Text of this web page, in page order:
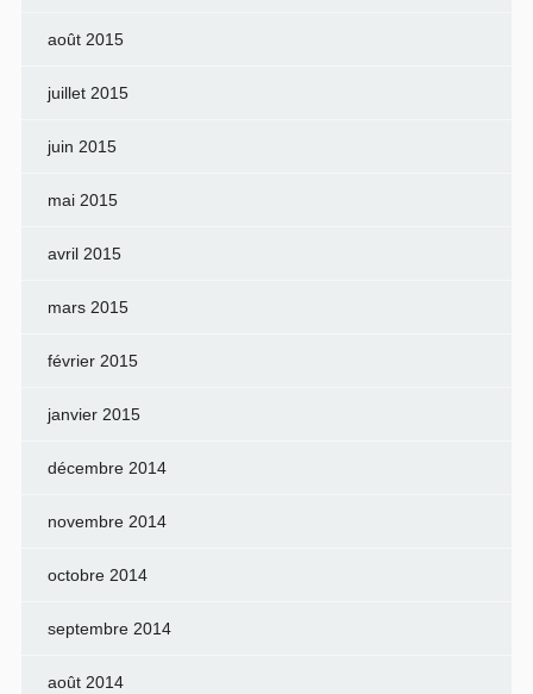
août 2015
juillet 2015
juin 2015
mai 2015
avril 2015
mars 2015
février 2015
janvier 2015
décembre 2014
novembre 2014
octobre 2014
septembre 2014
août 2014